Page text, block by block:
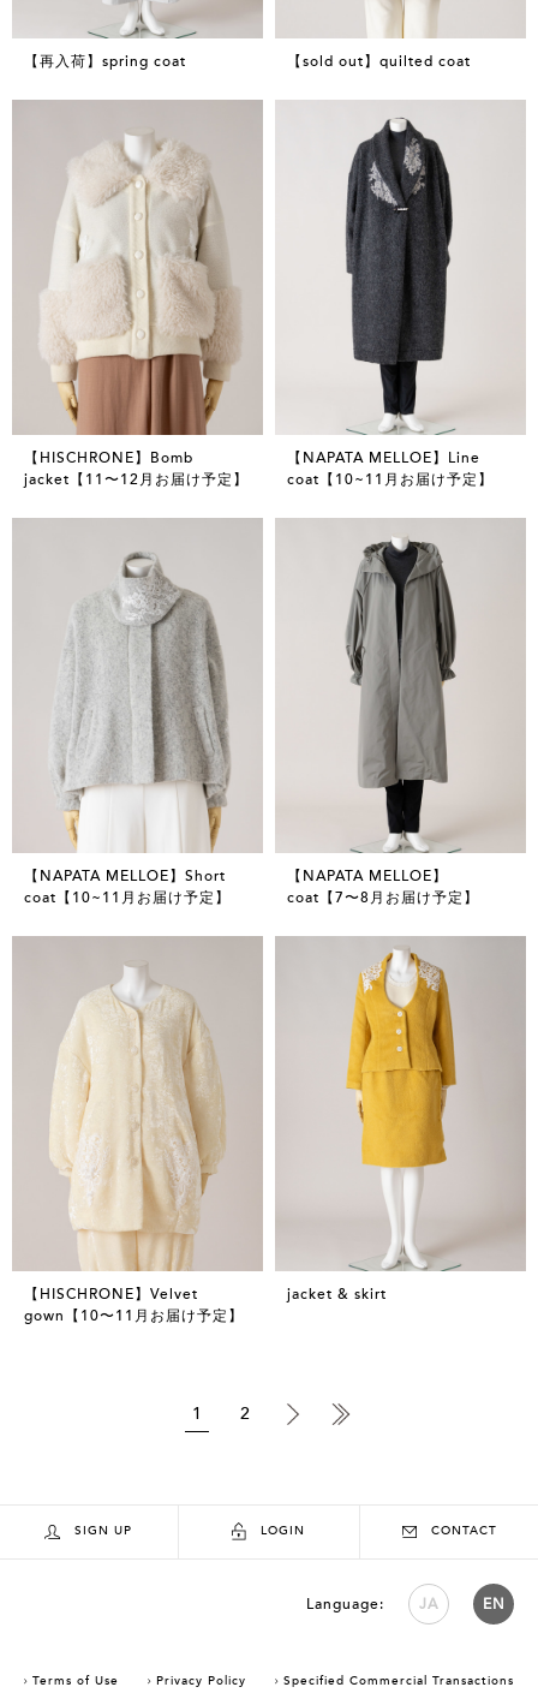
【再入荷】spring coat 【sold out】quilted coat
【HISCHRONE】Bomb
jacket【11〜12月お届け予定】
【NAPATA MELLOE】Line
coat【10~11月お届け予定】
【NAPATA MELLOE】Short
coat【10~11月お届け予定】
【NAPATA MELLOE】
coat【7〜8月お届け予定】
【HISCHRONE】Velvet
gown【10〜11月お届け予定】
jacket & skirt
1 2
SIGN UP LOGIN CONTACT
Language: JA EN
Terms of Use Privacy Policy Specified Commercial Transactions